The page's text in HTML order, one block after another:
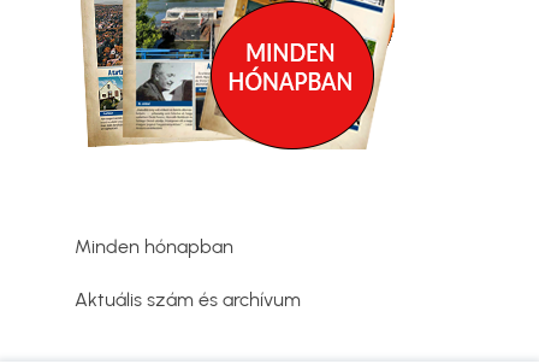
Minden hónapban
Aktuális szám és archívum